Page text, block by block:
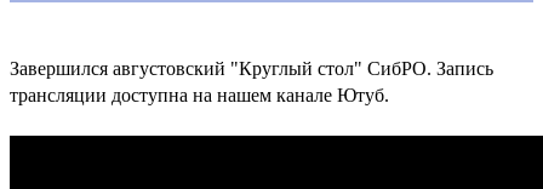
Завершился августовский "Круглый стол" СибРО. Запись
трансляции доступна на нашем канале Ютуб.